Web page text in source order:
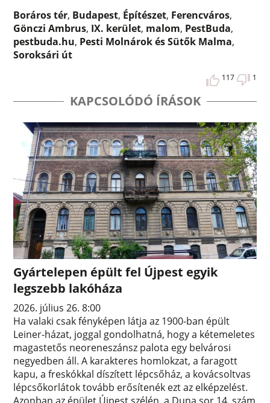
Boráros tér, Budapest, Építészet, Ferencváros,
Gönczi Ambrus, IX. kerület, malom, PestBuda,
pestbuda.hu, Pesti Molnárok és Sütők Malma,
Soroksári út
117 1
KAPCSOLÓDÓ ÍRÁSOK
Gyártelepen épült fel Újpest egyik
legszebb lakóháza
2026. július 26. 8:00
Ha valaki csak fényképen látja az 1900-ban épült
Leiner-házat, joggal gondolhatná, hogy a kétemeletes
magastetős neoreneszánsz palota egy belvárosi
negyedben áll. A karakteres homlokzat, a faragott
kapu, a freskókkal díszített lépcsőház, a kovácsoltvas
lépcsőkorlátok tovább erősítenék ezt az elképzelést.